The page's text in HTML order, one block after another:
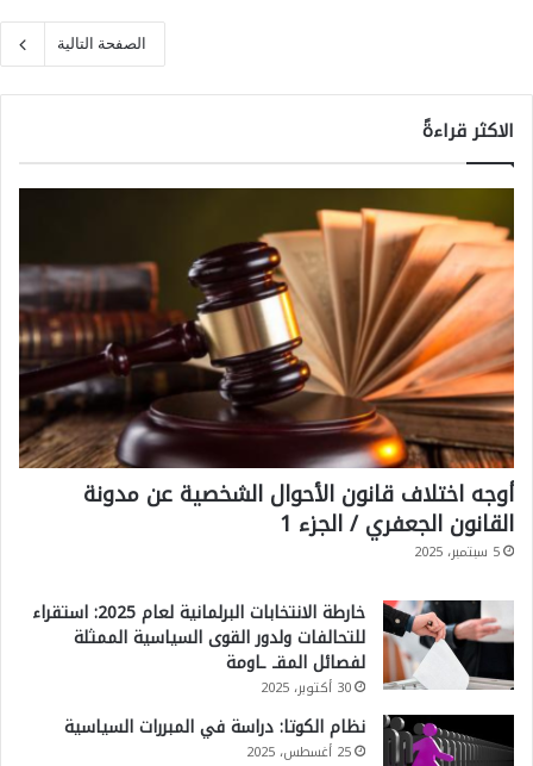
الصفحة التالية
الاكثر قراءةً
أوجه اختلاف قانون الأحوال الشخصية عن مدونة
القانون الجعفري / الجزء 1
5 سبتمبر، 2025
خارطة الانتخابات البرلمانية لعام 2025: استقراء
للتحالفات ولدور القوى السياسية الممثلة
لفصائل المقـ ـاومة
30 أكتوبر، 2025
نظام الكوتا: دراسة في المبررات السياسية
25 أغسطس، 2025